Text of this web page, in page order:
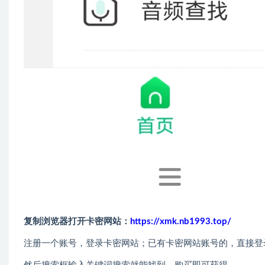
复制浏览器打开卡密网站： https://xmk.nb1993.top/
注册一个账号，登录卡密网站；已有卡密网站账号的，直接